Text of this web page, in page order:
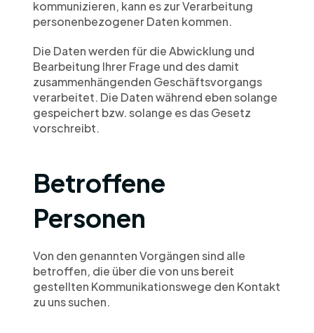
kommunizieren, kann es zur Verarbeitung
personenbezogener Daten kommen.
Die Daten werden für die Abwicklung und
Bearbeitung Ihrer Frage und des damit
zusammenhängenden Geschäftsvorgangs
verarbeitet. Die Daten während eben solange
gespeichert bzw. solange es das Gesetz
vorschreibt.
Betroffene
Personen
Von den genannten Vorgängen sind alle
betroffen, die über die von uns bereit
gestellten Kommunikationswege den Kontakt
zu uns suchen.